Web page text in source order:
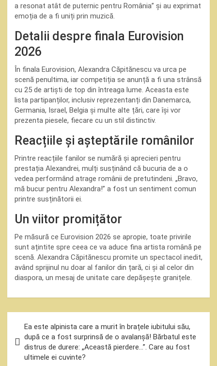
a resonat atât de puternic pentru România” și au exprimat
emoția de a fi uniți prin muzică.
Detalii despre finala Eurovision
2026
În finala Eurovision, Alexandra Căpitănescu va urca pe
scenă penultima, iar competiția se anunță a fi una strânsă
cu 25 de artiști de top din întreaga lume. Aceasta este
lista partipanților, inclusiv reprezentanți din Danemarca,
Germania, Israel, Belgia și multe alte țări, care își vor
prezenta piesele, fiecare cu un stil distinctiv.
Reacțiile și așteptările românilor
Printre reacțiile fanilor se numără și aprecieri pentru
prestația Alexandrei, mulți susținând că bucuria de a o
vedea performând atrage românii de pretutindeni. „Bravo,
mă bucur pentru Alexandra!” a fost un sentiment comun
printre susținătorii ei.
Un viitor promițător
Pe măsură ce Eurovision 2026 se apropie, toate privirile
sunt ațintite spre ceea ce va aduce fina artista română pe
scenă. Alexandra Căpitănescu promite un spectacol inedit,
având sprijinul nu doar al fanilor din țară, ci și al celor din
diaspora, un mesaj de unitate care depășește granițele.
în
articole
Ea este alpinista care a murit în brațele iubitului său,
după ce a fost surprinsă de o avalanșă! Bărbatul este
distrus de durere: „Această pierdere…”. Care au fost
ultimele ei cuvinte?